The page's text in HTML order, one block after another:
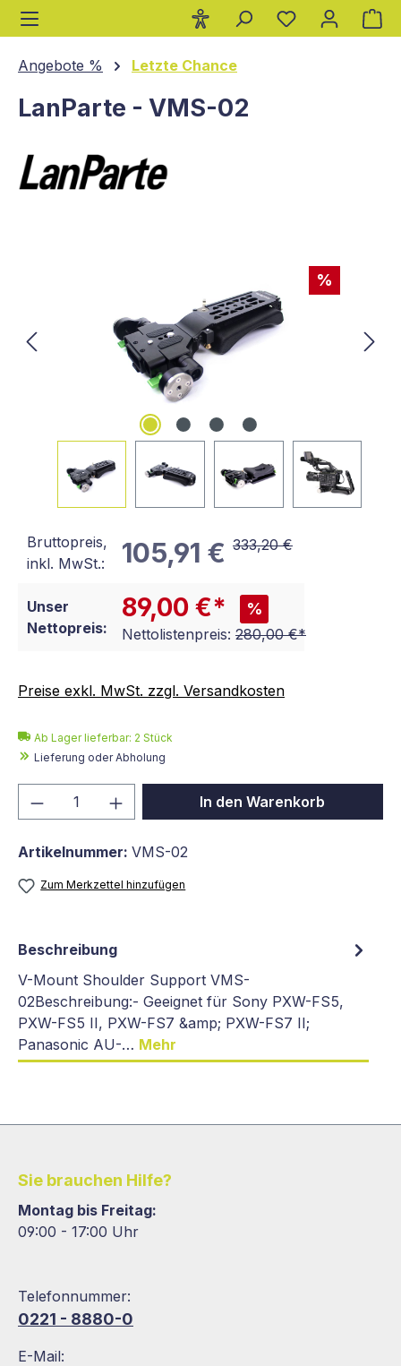
springen
Angebote % Letzte Chance
LanParte - VMS-02
%
Bruttopreis,
inkl. MwSt.:
105,91 € 333,20 €
Unser
Nettopreis:
89,00 €* %
Nettolistenpreis: 280,00 €*
Preise exkl. MwSt. zzgl. Versandkosten
Ab Lager lieferbar: 2 Stück
Lieferung oder Abholung
Produkt Anzahl: Gib denIn den Warenkorb
Artikelnummer: VMS-02
Zum Merkzettel hinzufügen
Beschreibung
V-Mount Shoulder Support VMS-
02Beschreibung:- Geeignet für Sony PXW-FS5,
PXW-FS5 II, PXW-FS7 &amp; PXW-FS7 II;
Panasonic AU-… Mehr
Sie brauchen Hilfe?
Montag bis Freitag:
09:00 - 17:00 Uhr
Telefonnummer:
0221 - 8880-0
E-Mail: